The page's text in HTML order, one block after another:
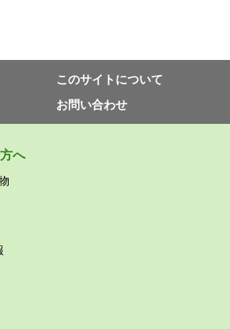
このサイトについて
お問い合わせ
へ